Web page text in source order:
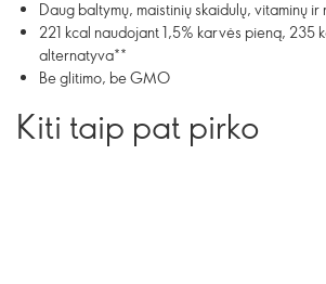
Daug baltymų, maistinių skaidulų, vitaminų ir
221 kcal naudojant 1,5% karvės pieną, 235
alternatyva**
Be glitimo, be GMO
Kiti taip pat pirko